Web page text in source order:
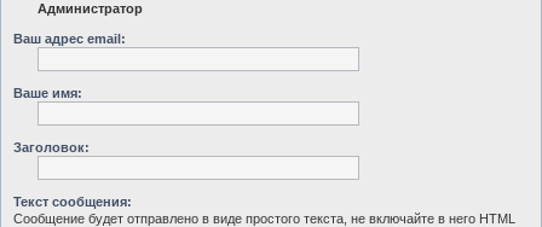
Администратор
Ваш адрес email:
Ваше имя:
Заголовок:
Текст сообщения:
Сообщение будет отправлено в виде простого текста, не включайте в него HTML